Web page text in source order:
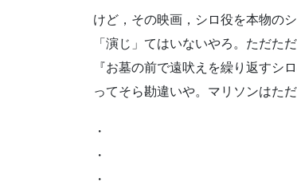
けど，その映画，シロ役を本物の
「演じ」てはいないやろ。ただた
『お墓の前で遠吠えを繰り返すシ
ってそら勘違いや。マリソンはた
・
・
・